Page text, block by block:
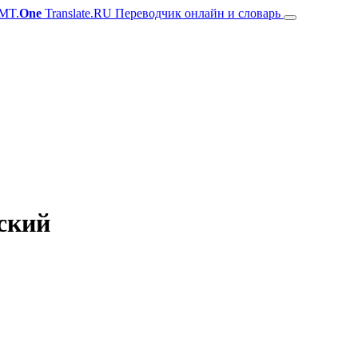
One Translate.RU Переводчик онлайн и словарь